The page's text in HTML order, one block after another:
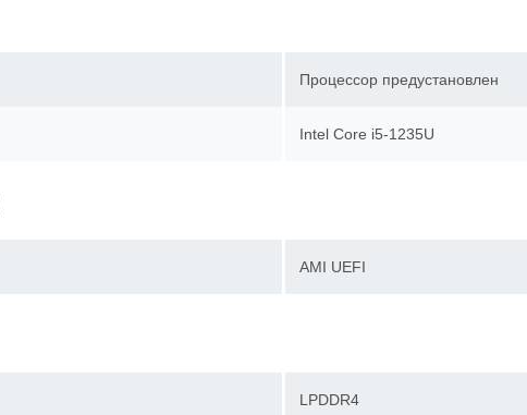
Процессор предустановлен
Intel Core i5-1235U
AMI UEFI
LPDDR4